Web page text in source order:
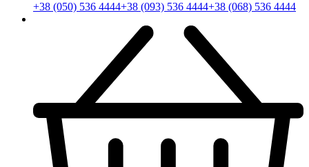
+38 (050) 536 4444+38 (093) 536 4444+38 (068) 536 4444